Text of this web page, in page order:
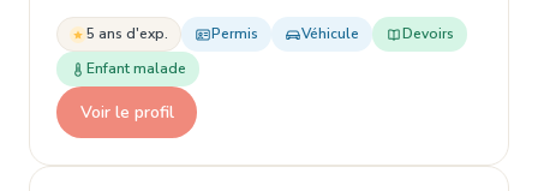
5 ans d'exp. Permis Véhicule
Devoirs
Enfant malade
Voir le profil